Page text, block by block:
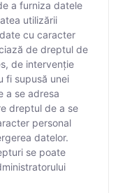
a furniza datele
utilizării
cu caracter
de dreptul de
de intervenție
fi supusă unei
a se adresa
dreptul de a se
personal
datelor.
se poate